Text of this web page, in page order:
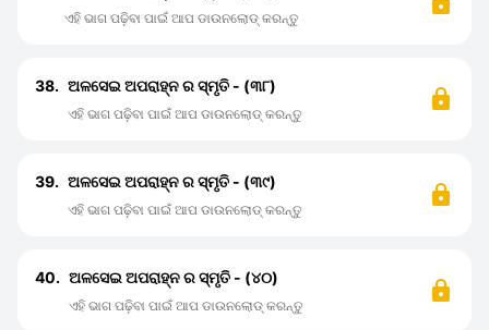
ଏହି ଭାଗ ପଢ଼ିବା ପାଇଁ ଆପ ଡାଉନଲୋଡ୍ କରନ୍ତୁ
38. ଅଳସେଇ ଅପରାହ୍ନ ର ସ୍ମୃତି - (୩୮)
ଏହି ଭାଗ ପଢ଼ିବା ପାଇଁ ଆପ ଡାଉନଲୋଡ୍ କରନ୍ତୁ
39. ଅଳସେଇ ଅପରାହ୍ନ ର ସ୍ମୃତି - (୩୯)
ଏହି ଭାଗ ପଢ଼ିବା ପାଇଁ ଆପ ଡାଉନଲୋଡ୍ କରନ୍ତୁ
40. ଅଳସେଇ ଅପରାହ୍ନ ର ସ୍ମୃତି - (୪୦)
ଏହି ଭାଗ ପଢ଼ିବା ପାଇଁ ଆପ ଡାଉନଲୋଡ୍ କରନ୍ତୁ